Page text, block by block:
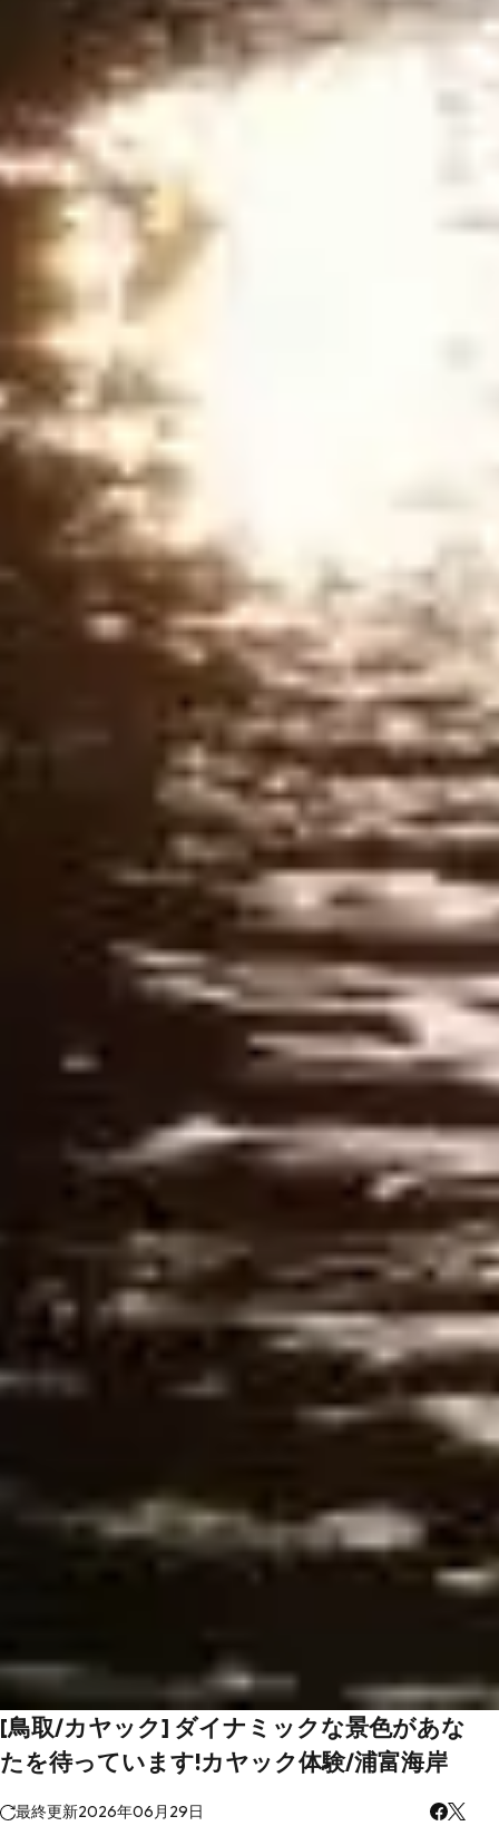
[鳥取/カヤック] ダイナミックな景色があな
たを待っています!カヤック体験/浦富海岸
最終更新2026年06月29日